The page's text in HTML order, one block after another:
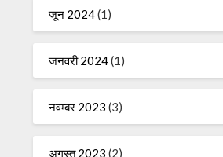
जून 2024(1)
जनवरी 2024(1)
नवम्बर 2023 (3)
अगस्त 2023 (2)